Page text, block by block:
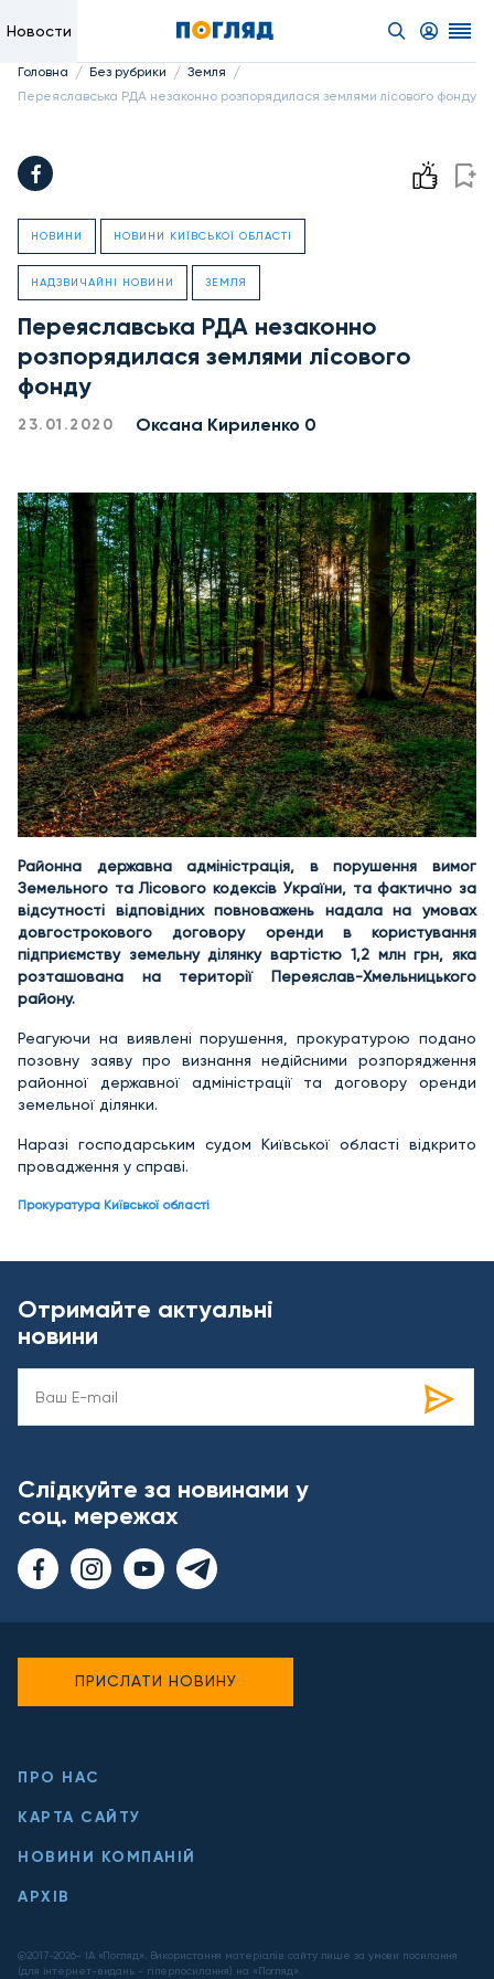
Новости
Головна / Без рубрики / Земля /
Переяславська РДА незаконно розпорядилася землями лісового фонду
НОВИНИ НОВИНИ КИЇВСЬКОЇ ОБЛАСТІ
НАДЗВИЧАЙНІ НОВИНИ ЗЕМЛЯ
Переяславська РДА незаконно
розпорядилася землями лісового
фонду
23.01.2020 Оксана Кириленко 0
Районна державна адміністрація, в порушення вимог
Земельного та Лісового кодексів України, та фактично за
відсутності відповідних повноважень надала на умовах
довгострокового договору оренди в користування
підприємству земельну ділянку вартістю 1,2 млн грн, яка
розташована на території Переяслав-Хмельницького
району.
Реагуючи на виявлені порушення, прокуратурою подано
позовну заяву про визнання недійсними розпорядження
районної державної адміністрації та договору оренди
земельної ділянки.
Наразі господарським судом Київської області відкрито
провадження у справі.
Прокуратура Київської області
Отримайте актуальні
новини
Слідкуйте за новинами у
соц. мережах
ПРО НАС
КАРТА САЙТУ
НОВИНИ КОМПАНІЙ
АРХІВ
@2017-2026- ІА «Погляд». Використання матеріалів сайту лише за умови посилання
(для інтернет-видань - гіперпосилання) на «Погляд».
ПРИСЛАТИ НОВИНУ